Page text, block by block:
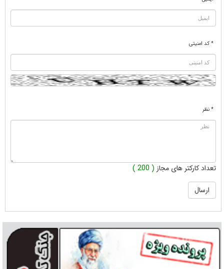
* کد امنیتی
* نظر
تعداد کارکتر های مجاز ( 200 )